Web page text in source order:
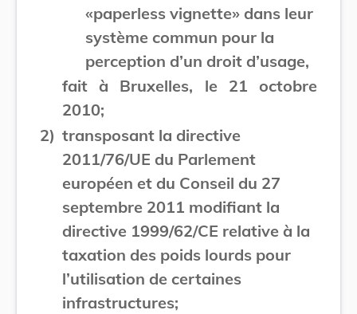
«paperless vignette» dans leur
système commun pour la
perception d’un droit d’usage,
fait à Bruxelles, le 21 octobre
2010;
2) transposant la directive
2011/76/UE du Parlement
européen et du Conseil du 27
septembre 2011 modifiant la
directive 1999/62/CE relative à la
taxation des poids lourds pour
l’utilisation de certaines
infrastructures;